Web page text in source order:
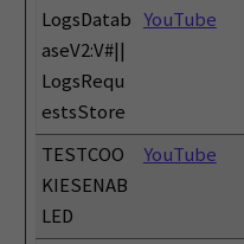
LogsDatab
aseV2:V#||
LogsRequ
estsStore
YouTube
TESTCOO
KIESENAB
LED
YouTube